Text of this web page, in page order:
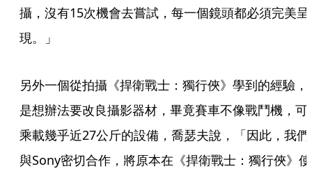
攝，沒有15次機會去嘗試，每一個鏡頭都必須完美呈
現。」
另外一個從拍攝《捍衛戰士：獨行俠》學到的經驗，
是想辦法要改良攝影器材，畢竟賽車不像戰鬥機，可
乘載幾乎近27公斤的設備，喬瑟夫說，「因此，我們
與Sony密切合作，將原本在《捍衛戰士：獨行俠》使